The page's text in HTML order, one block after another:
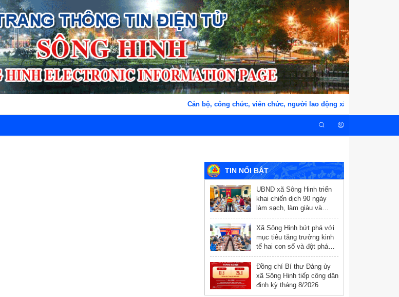
Cán bộ, công chức, viên chức, người lao động xã Sông Hinh, tỉnh Đắk
TIN NỔI BẬT
UBND xã Sông Hinh triển
khai chiến dịch 90 ngày
làm sạch, làm giàu và
chuẩn hóa dữ liệu y tế
Xã Sông Hinh bứt phá với
mục tiêu tăng trưởng kinh
tế hai con số và đột phá
chuyển đổi số
Đồng chí Bí thư Đảng ủy
xã Sông Hinh tiếp công dân
định kỳ tháng 8/2026